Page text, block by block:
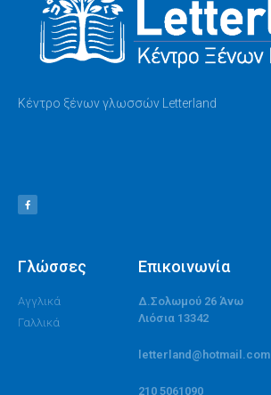
Κέντρο ξένων γλωσσών Letterland
Γλώσσες
Αγγλικά
Γαλλικά
Επικοινωνία
Δ.Σολωμού 26 Άνω
Λιόσια 13342
letterland@hotmail.com
210 5061090